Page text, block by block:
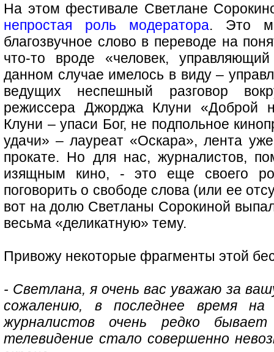
На этом фестивале Светлане
непростая роль модератора. Это
благозвучное слово в переводе на
что-то вроде «человек,
данном случае имелось в виду –
ведущих неспешный разговор
режиссера Джорджа Клуни «Доброй
Клуни – упаси Бог, не подпольное
удачи» – лауреат «Оскара», лента
прокате. Но для нас, журналистов,
изящным кино, - это еще своего
поговорить о свободе слова (или ее
вот на долю Светланы Сорокиной
весьма «деликатную» тему.
Привожу некоторые фрагменты этой
- Светлана, я очень вас уважаю за
сожалению, в последнее время на
журналистов очень редко
телевидение стало совершенно